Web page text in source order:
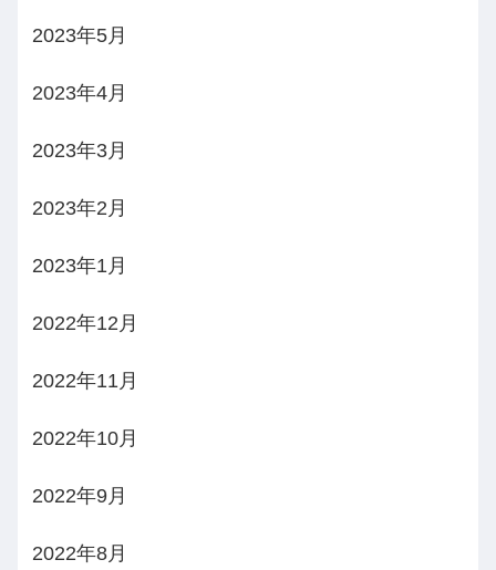
2023年5月
2023年4月
2023年3月
2023年2月
2023年1月
2022年12月
2022年11月
2022年10月
2022年9月
2022年8月